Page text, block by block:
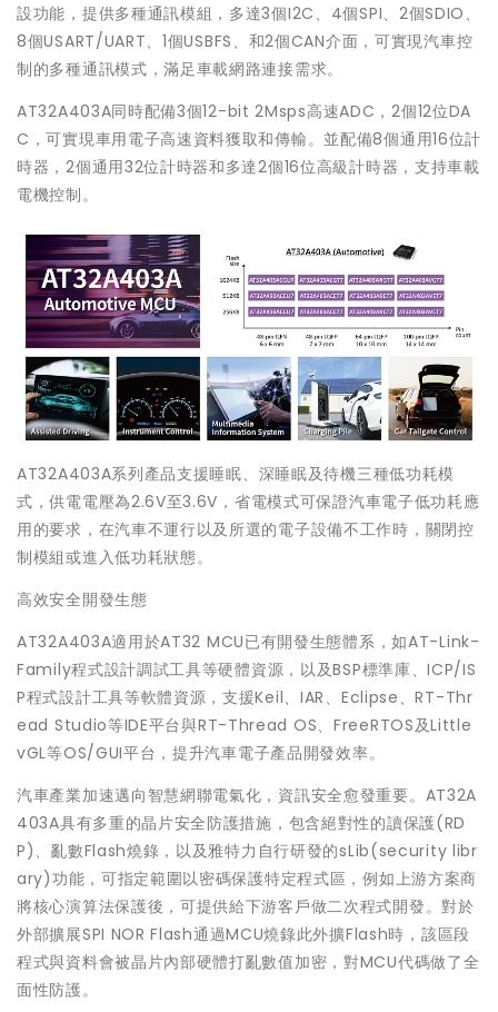
設功能，提供多種通訊模組，多達3個I2C、4個SPI、2個SDIO、
8個USART/UART、1個USBFS、和2個CAN介面，可實現汽車控
制的多種通訊模式，滿足車載網路連接需求。
AT32A403A同時配備3個12-bit 2Msps高速ADC，2個12位DA
C，可實現車用電子高速資料獲取和傳輸。並配備8個通用16位計
時器，2個通用32位計時器和多達2個16位高級計時器，支持車載
電機控制。
AT32A403A系列產品支援睡眠、深睡眠及待機三種低功耗模
式，供電電壓為2.6V至3.6V，省電模式可保證汽車電子低功耗應
用的要求，在汽車不運行以及所選的電子設備不工作時，關閉控
制模組或進入低功耗狀態。
高效安全開發生態
AT32A403A適用於AT32 MCU已有開發生態體系，如AT-Link-
Family程式設計調試工具等硬體資源，以及BSP標準庫、ICP/IS
P程式設計工具等軟體資源，支援Keil、IAR、Eclipse、RT-Thr
ead Studio等IDE平台與RT-Thread OS、FreeRTOS及Little
vGL等OS/GUI平台，提升汽車電子產品開發效率。
汽車產業加速邁向智慧網聯電氣化，資訊安全愈發重要。AT32A
403A具有多重的晶片安全防護措施，包含絕對性的讀保護(RD
P)、亂數Flash燒錄，以及雅特力自行研發的sLib(security libr
ary)功能，可指定範圍以密碼保護特定程式區，例如上游方案商
將核心演算法保護後，可提供給下游客戶做二次程式開發。對於
外部擴展SPI NOR Flash通過MCU燒錄此外擴Flash時，該區段
程式與資料會被晶片內部硬體打亂數值加密，對MCU代碼做了全
面性防護。